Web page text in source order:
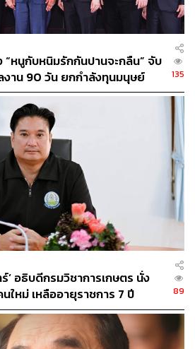
“หนูกับหนิมรักกันปานจะกลืน” จับ
งาน 90 วัน ยกกำลังทุนมนุษย์
135
’ อธิบดีกรมวิชาการเกษตร นั่ง
ใหม่ เหลืออายุราชการ 7 ปี
89